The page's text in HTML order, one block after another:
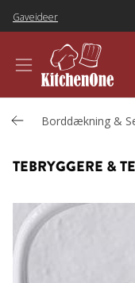
Gaveideer
Borddækning &
TEBRYGGERE &